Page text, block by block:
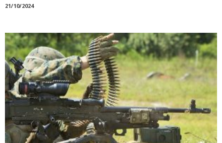
21/10/2024